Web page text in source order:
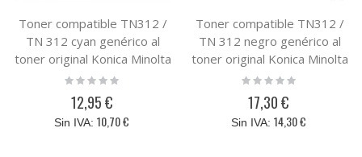
Toner compatible TN312 /
TN 312 cyan genérico al
toner original Konica Minolta
TN-312C 8938-708
Rating:
12,95 €
10,70 €
Toner compatible TN312 /
TN 312 negro genérico al
toner original Konica Minolta
TN-312BK 8938-705
Rating:
17,30 €
14,30 €